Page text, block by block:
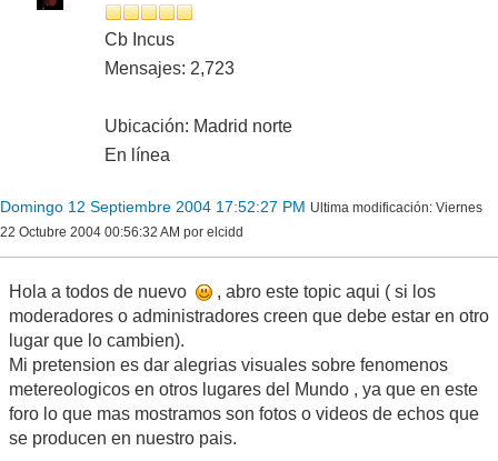
Cb Incus
Mensajes: 2,723
Ubicación: Madrid norte
En línea
Domingo 12 Septiembre 2004 17:52:27 PM Ultima modificación: Viernes
22 Octubre 2004 00:56:32 AM por elcidd
Hola a todos de nuevo
, abro este topic aqui ( si los
moderadores o administradores creen que debe estar en otro
lugar que lo cambien).
Mi pretension es dar alegrias visuales sobre fenomenos
metereologicos en otros lugares del Mundo , ya que en este
foro lo que mas mostramos son fotos o videos de echos que
se producen en nuestro pais.